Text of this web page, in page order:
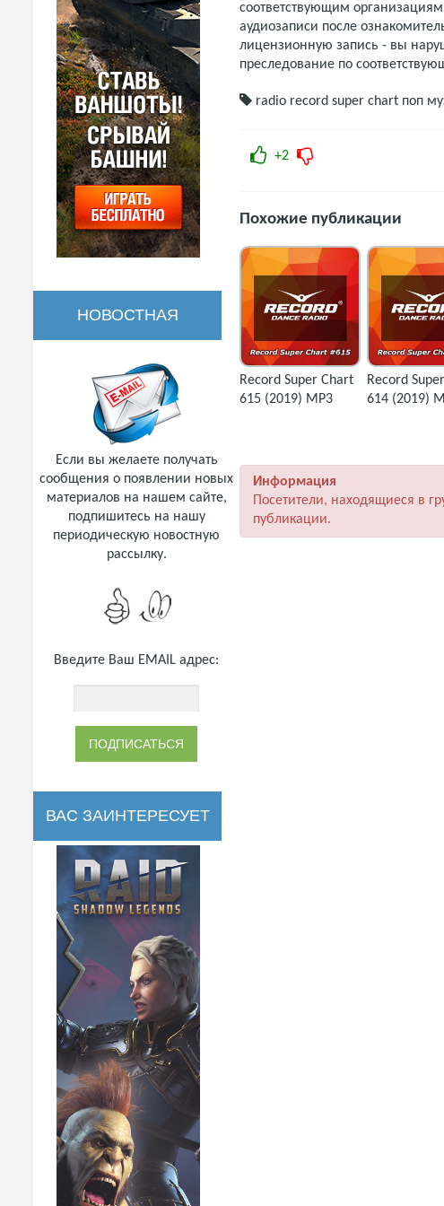
НОВОСТНАЯ
РАССЫЛКА
Если вы желаете получать
сообщения о появлении новых
материалов на нашем сайте,
подпишитесь на нашу
периодическую новостную
рассылку.
Введите Ваш EMAIL адрес:
ВАС ЗАИНТЕРЕСУЕТ
соответствующим
аудиозаписи после
лицензионную запись - вы
преследование по
radio record super chart поп
+2
Похожие публикации
Record Super Chart
615 (2019) MP3
Record
614 (2019)
Информация
Посетители, находящиеся в
публикации.